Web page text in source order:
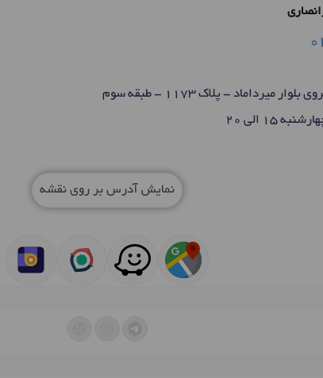
میرداماد - پلاک 1173 - طبقه سوم
15 الی 20
نمایش آدرس بر روی نقشه